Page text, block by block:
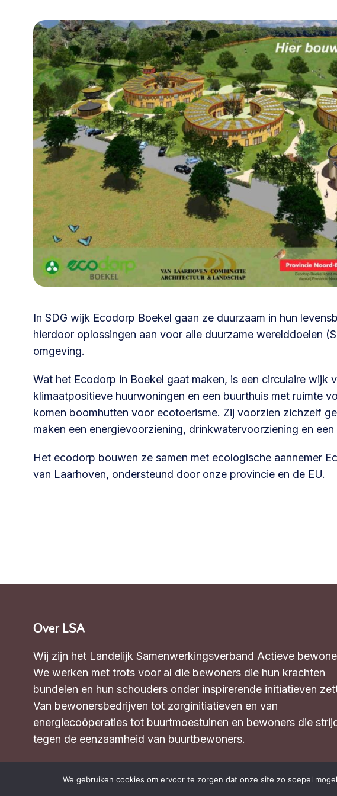
welkomstcultuur >
Weerbare gemeenschappen
Voorbereiden op crisis, noodsteunpunten,
ontmoetingsplekken >
Samenwerken en lokale politiek
Lobbyen, invloed uitoefenen,
maatschappelijke impact >
invoering
Advies of hulp nodig?
Je kunt altijd contact met ons opnemen via telefoon of e-mail.
030 231
In SDG wijk Ecodorp Boekel gaan ze duurzaam in hun
hierdoor oplossingen aan voor alle duurzame werelddoelen
omgeving.
Wat het Ecodorp in Boekel gaat maken, is een circulaire wijk
klimaatpositieve huurwoningen en een buurthuis met ruimte
komen boomhutten voor ecotoerisme. Zij voorzien zichzelf
maken een energievoorziening, drinkwatervoorziening en
Het ecodorp bouwen ze samen met ecologische aannemer
van Laarhoven, ondersteund door onze provincie en de EU.
Over LSA
Wij zijn het Landelijk Samenwerkingsverband Actieve
We werken met trots voor al die bewoners die hun krachten
bundelen en hun schouders onder inspirerende initiatieven
Van bewonersbedrijven tot zorginitiatieven en van
energiecoöperaties tot buurtmoestuinen en bewoners die
tegen de eenzaamheid van buurtbewoners.
We gebruiken cookies om ervoor te zorgen dat onze site zo soepel